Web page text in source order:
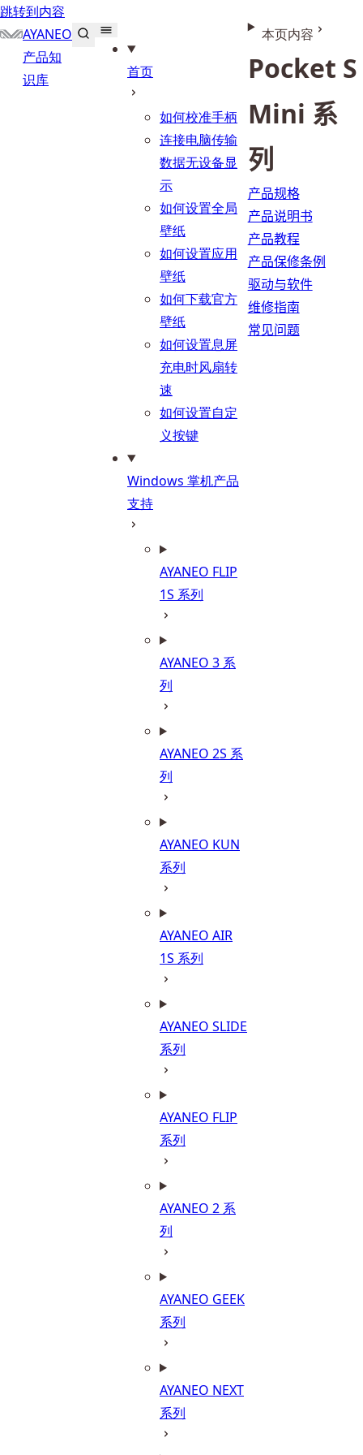
跳转到内容
AYANEO
产品知
识库
首页
如何校准手柄
连接电脑传输
数据无设备显
示
如何设置全局
壁纸
如何设置应用
壁纸
如何下载官方
壁纸
如何设置息屏
充电时风扇转
速
如何设置自定
义按键
Windows 掌机产品
支持
AYANEO FLIP
1S 系列
AYANEO 3 系
列
AYANEO 2S 系
列
AYANEO KUN
系列
AYANEO AIR
1S 系列
AYANEO SLIDE
系列
AYANEO FLIP
系列
AYANEO 2 系
列
AYANEO GEEK
系列
AYANEO NEXT
系列
本页内容
Pocket S
Mini 系
列
产品规格
产品说明书
产品教程
产品保修条例
驱动与软件
维修指南
常见问题